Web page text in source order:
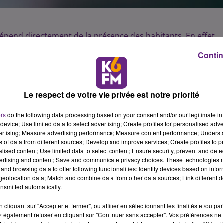
directement de la présence des habitants. En effet,
locale exprimée par les consommateurs de la zone, et
Les emplois dits de proximité sont liés à la demande
61 % de l’emploi total de la région en 2016. Ils
sont localisés près des consommateurs. Le nombre
de la présence des habitants, qu’ils soient
Bourgogne-Franche-Comté : « Au niveau régional, la
% par an), ce qui explique la quasi-stabilité du nombre
aux besoins moins courants des consommateurs locaux.
la demande locale mais la demande extérieure
emplois en Bourgogne-Franche-Comté, soit 19 % de
Le respect de votre vie privée est notre priorité
do the following data processing based on your consent and/or our legitimate
Use limited data to select advertising; Create profiles for personalised
Measure advertising performance; Measure content performance;
of data from different sources; Develop and improve services; Create profiles to
content; Use limited data to select content; Ensure security, prevent and
and content; Save and communicate privacy choices. These technologies
browsing data to offer following functionalities: Identify devices based on
data; Match and combine data from other data sources; Link different
automatically.
cliquant sur "Accepter et fermer", ou affiner en sélectionnant les finalités et/ou
également refuser en cliquant sur "Continuer sans accepter". Vos préférences